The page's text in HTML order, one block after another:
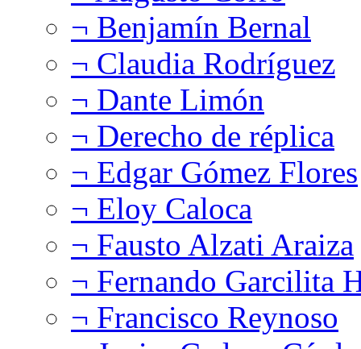
¬ Benjamín Bernal
¬ Claudia Rodríguez
¬ Dante Limón
¬ Derecho de réplica
¬ Edgar Gómez Flores
¬ Eloy Caloca
¬ Fausto Alzati Araiza
¬ Fernando Garcilita
¬ Francisco Reynoso